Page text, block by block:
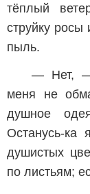
тёплый
струйку росы
пыль.
— Нет, —
меня не
душное
Останусь-ка
душистых
по листьям;